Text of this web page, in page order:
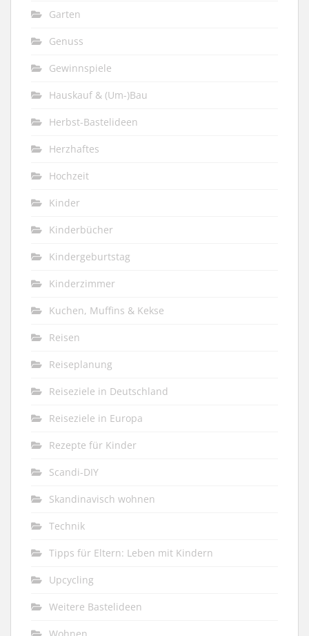
Garten
Genuss
Gewinnspiele
Hauskauf & (Um-)Bau
Herbst-Bastelideen
Herzhaftes
Hochzeit
Kinder
Kinderbücher
Kindergeburtstag
Kinderzimmer
Kuchen, Muffins & Kekse
Reisen
Reiseplanung
Reiseziele in Deutschland
Reiseziele in Europa
Rezepte für Kinder
Scandi-DIY
Skandinavisch wohnen
Technik
Tipps für Eltern: Leben mit Kindern
Upcycling
Weitere Bastelideen